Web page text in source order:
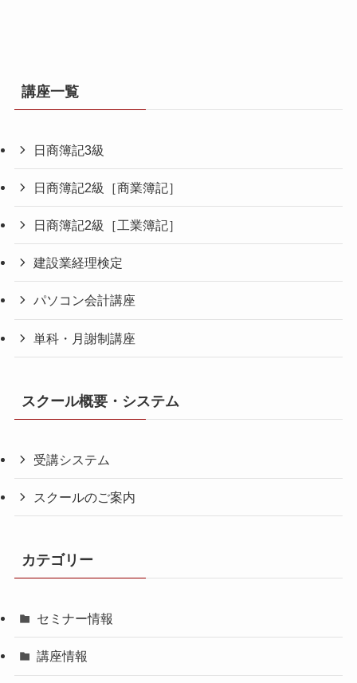
講座一覧
日商簿記3級
日商簿記2級［商業簿記］
日商簿記2級［工業簿記］
建設業経理検定
パソコン会計講座
単科・月謝制講座
スクール概要・システム
受講システム
スクールのご案内
カテゴリー
セミナー情報
講座情報